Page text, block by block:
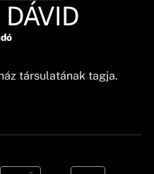
társulatának tagja.